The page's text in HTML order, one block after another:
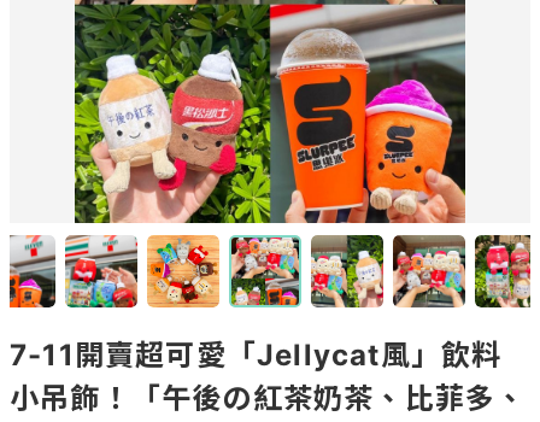
7-11開賣超可愛「Jellycat風」飲料
小吊飾！「午後の紅茶奶茶、比菲多、